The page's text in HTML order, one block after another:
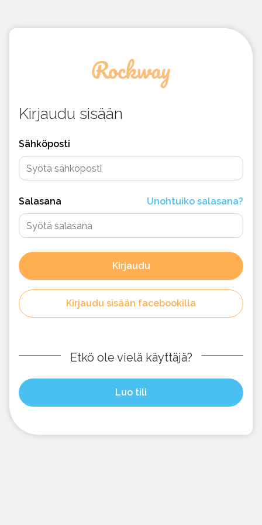
Kirjaudu sisään
Sähköposti
Salasana Unohtuiko salasana?
Kirjaudu
Kirjaudu sisään facebookilla
Etkö ole vielä käyttäjä?
Luo tili